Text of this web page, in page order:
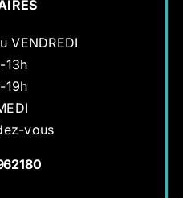
VENDREDI
13h
19h
vous